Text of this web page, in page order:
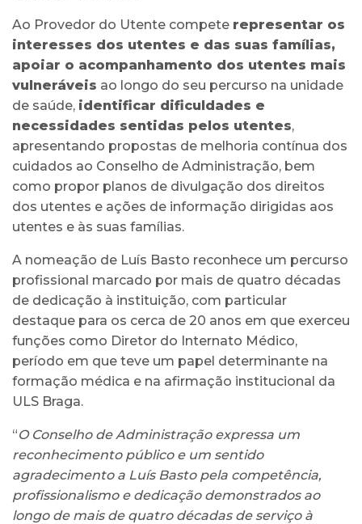
Ao Provedor do Utente compete representar os
interesses dos utentes e das suas famílias,
apoiar o acompanhamento dos utentes mais
vulneráveis ao longo do seu percurso na unidade
de saúde, identificar dificuldades e
necessidades sentidas pelos utentes,
apresentando propostas de melhoria contínua dos
cuidados ao Conselho de Administração, bem
como propor planos de divulgação dos direitos
dos utentes e ações de informação dirigidas aos
utentes e às suas famílias.
A nomeação de Luís Basto reconhece um percurso
profissional marcado por mais de quatro décadas
de dedicação à instituição, com particular
destaque para os cerca de 20 anos em que exerceu
funções como Diretor do Internato Médico,
período em que teve um papel determinante na
formação médica e na afirmação institucional da
ULS Braga.
“O Conselho de Administração expressa um
reconhecimento público e um sentido
agradecimento a Luís Basto pela competência,
profissionalismo e dedicação demonstrados ao
longo de mais de quatro décadas de serviço à